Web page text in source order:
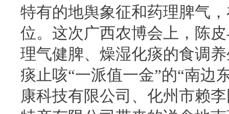
特有的地舆象征和药理脾气
位。这次广西农博会上，陈
理气健脾、燥湿化痰的食调
痰止咳“一派值一金”的“南边
康科技有限公司、化州市赖